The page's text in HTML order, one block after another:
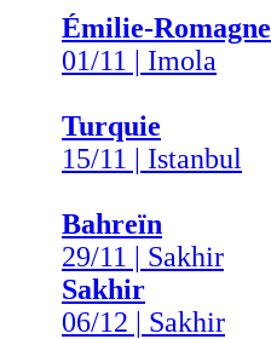
Émilie-Romagne
01/11 | Imola
Turquie
15/11 | Istanbul
Bahreïn
29/11 | Sakhir
Sakhir
06/12 | Sakhir